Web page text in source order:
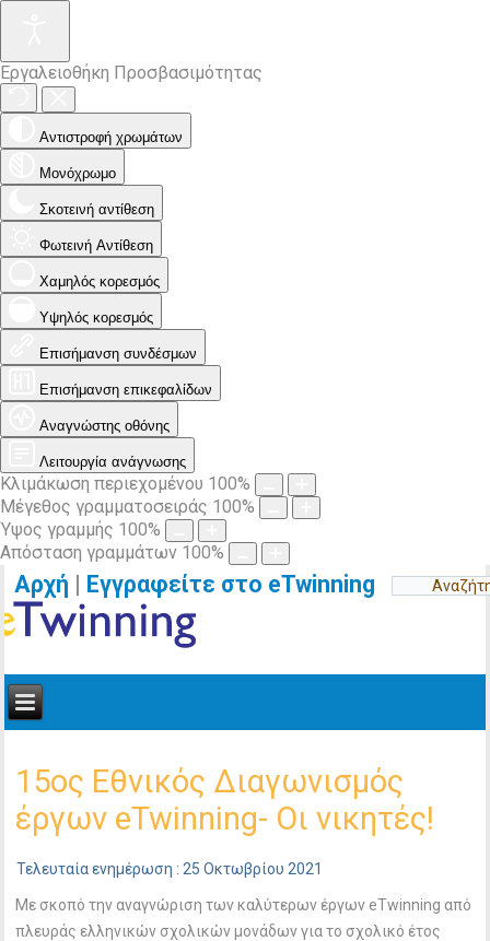
Εργαλειοθήκη Προσβασιμότητας
Αντιστροφή χρωμάτων
Μονόχρωμο
Σκοτεινή αντίθεση
Φωτεινή Αντίθεση
Χαμηλός κορεσμός
Υψηλός κορεσμός
Επισήμανση συνδέσμων
Επισήμανση επικεφαλίδων
Αναγνώστης οθόνης
Λειτουργία ανάγνωσης
Κλιμάκωση περιεχομένου 100%
Μέγεθος γραμματοσειράς 100%
Ύψος γραμμής 100%
Απόσταση γραμμάτων 100%
Αρχή | Εγγραφείτε στο eTwinning
15ος Εθνικός Διαγωνισμός
έργων eTwinning- Οι νικητές!
Τελευταία ενημέρωση : 25 Οκτωβρίου 2021
Με σκοπό την αναγνώριση των καλύτερων έργων eTwinning από
πλευράς ελληνικών σχολικών μονάδων για το σχολικό έτος